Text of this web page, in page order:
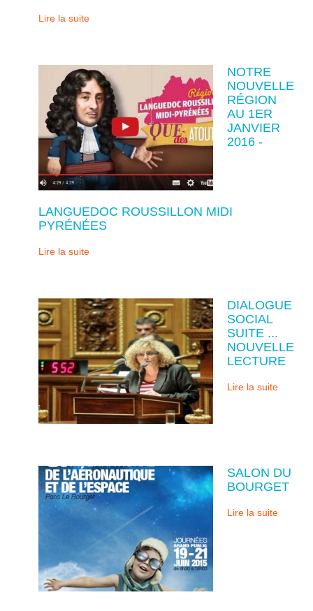
Lire la suite
NOTRE
NOUVELLE
RÉGION
AU 1ER
JANVIER
2016 -
LANGUEDOC ROUSSILLON MIDI
PYRÉNÉES
Lire la suite
DIALOGUE
SOCIAL
SUITE ...
NOUVELLE
LECTURE
Lire la suite
SALON DU
BOURGET
Lire la suite